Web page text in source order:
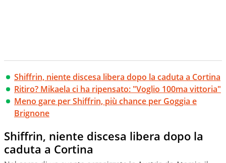
Shiffrin, niente discesa libera dopo la caduta a Cortina
Ritiro? Mikaela ci ha ripensato: "Voglio 100ma vittoria"
Meno gare per Shiffrin, più chance per Goggia e
Brignone
Shiffrin, niente discesa libera dopo la
caduta a Cortina